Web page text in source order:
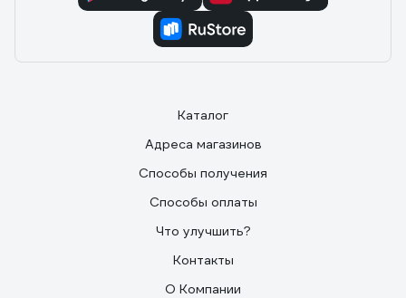
Каталог
Адреса магазинов
Способы получения
Способы оплаты
Что улучшить?
Контакты
О Компании